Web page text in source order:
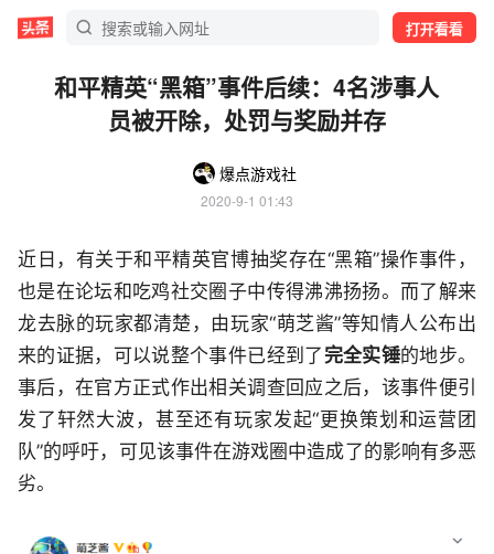
打开看看
和平精英“黑箱”事件后续：4名涉事人
员被开除，处罚与奖励并存
爆点游戏社
2020-9-1 01:43
近日，有关于和平精英官博抽奖存在“黑箱”操作事件，
也是在论坛和吃鸡社交圈子中传得沸沸扬扬。而了解来
龙去脉的玩家都清楚，由玩家“萌芝酱”等知情人公布出
来的证据，可以说整个事件已经到了完全实锤的地步。
事后，在官方正式作出相关调查回应之后，该事件便引
发了轩然大波，甚至还有玩家发起“更换策划和运营团
队”的呼吁，可见该事件在游戏圈中造成了的影响有多恶
劣。